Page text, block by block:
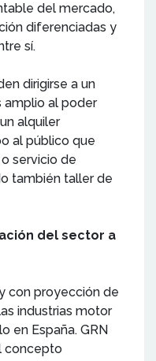
del mercado,
diferenciadas y
sí.
dirigirse a un
al poder
alquiler
al público que
servicio de
también taller de
del sector a
con proyección de
industrias motor
en España. GRN
concepto